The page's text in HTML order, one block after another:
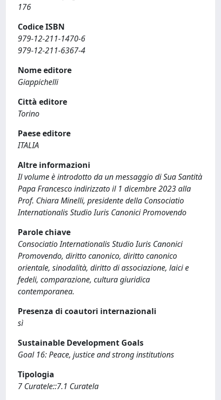
176
Codice ISBN
979-12-211-1470-6
979-12-211-6367-4
Nome editore
Giappichelli
Città editore
Torino
Paese editore
ITALIA
Altre informazioni
Il volume è introdotto da un messaggio di Sua Santità
Papa Francesco indirizzato il 1 dicembre 2023 alla
Prof. Chiara Minelli, presidente della Consociatio
Internationalis Studio Iuris Canonici Promovendo
Parole chiave
Consociatio Internationalis Studio Iuris Canonici
Promovendo, diritto canonico, diritto canonico
orientale, sinodalità, diritto di associazione, laici e
fedeli, comparazione, cultura giuridica
contemporanea.
Presenza di coautori internazionali
sì
Sustainable Development Goals
Goal 16: Peace, justice and strong institutions
Tipologia
7 Curatele::7.1 Curatela